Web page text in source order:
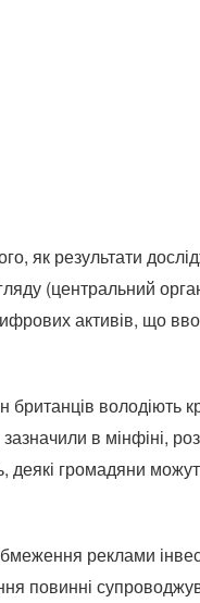
як результати
(центральний
активів, що
володіють
в мінфіні,
деякі громадяни
реклами
повинні